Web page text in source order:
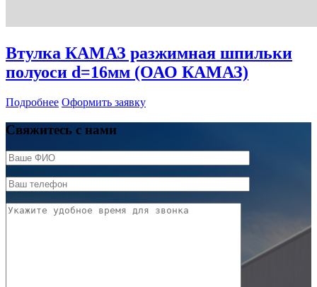
Втулка КАМАЗ разжимная шпильки
полуоси d=16мм (ОАО КАМАЗ)
Подробнее Оформить заявку
Свяжитесь с нами